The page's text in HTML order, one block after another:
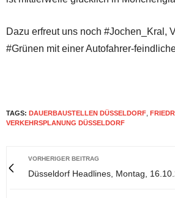
Dazu erfreut uns noch #Jochen_Kral,
#Grünen mit einer Autofahrer-
TAGS: DAUERBAUSTELLEN DÜSSELDORF,
VERKEHRSPLANUNG DÜSSELDORF
VORHERIGER BEITRAG
Düsseldorf Headlines, Montag,